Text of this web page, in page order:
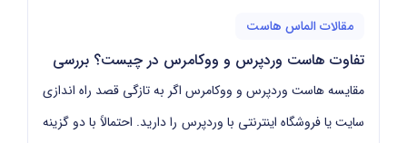
مقالات الماس هاست
تفاوت هاست وردپرس و ووکامرس در چیست؟ بررسی
جامع و دقیق
مقایسه هاست وردپرس و ووکامرس اگر به تازگی قصد راه اندازی
سایت یا فروشگاه اینترنتی با وردپرس را دارید. احتمالاً با دو گزینه